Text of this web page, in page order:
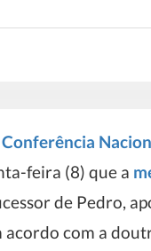
Conferência
feira (8) que a
de Pedro,
acordo com a